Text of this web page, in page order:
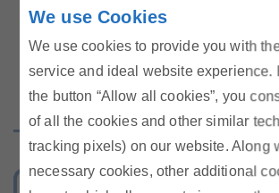
We use Cookies
We use cookies to provide you with
service and ideal website experience.
the button “Allow all cookies”, you
of all the cookies and other similar
tracking pixels) on our website. Along
necessary cookies, other additional
2025 (0,1 MB)